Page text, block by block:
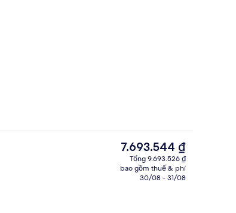
Bar (trong khuôn viên)
Giá
hiện
tại
7.693.544 ₫
Tổng 9.693.526 ₫
bao gồm thuế & phí
30/08 - 31/08